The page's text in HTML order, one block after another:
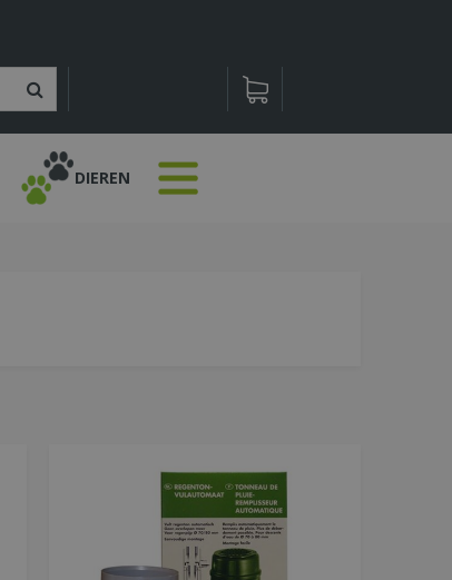
DIEREN